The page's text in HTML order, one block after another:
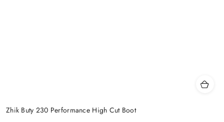
Zhik Buty 230 Performance High Cut Boot